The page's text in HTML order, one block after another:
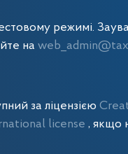
режимі.
на
за ліцензією
license , якщо